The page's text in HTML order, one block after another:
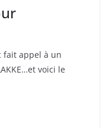
fait appel à un
voici le